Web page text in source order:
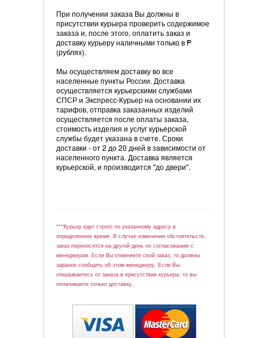
При получении заказа Вы должны в
присутствии курьера проверить содержимое
заказа и, после этого, оплатить заказ и
доставку курьеру наличными только в =
P
(рублях).
Мы осуществляем доставку во все
населенные пункты России. Доставка
осуществляется курьерскими службами
СПСР и Экспресс-Курьер на основании их
тарифов, отправка заказанных изделий
осуществляется после оплаты заказа,
стоимость изделия и услуг курьерской
службы будет указана в счете. Сроки
доставки - от 2 до 20 дней в зависимости от
населенного пункта. Доставка является
курьерской, и производится "до двери".
***Курьер едет строго по указанному адресу в
определенное время. В случае изменения обстоятельств,
заказ переносится на другой день по согласованию с
менеджером. Если Вы отменяете свой заказ, то должны
заранее сообщить об этом менеджеру. Если Вы
отказываетесь от заказа в присутствии курьера, то вы
оплачиваете только доставку.